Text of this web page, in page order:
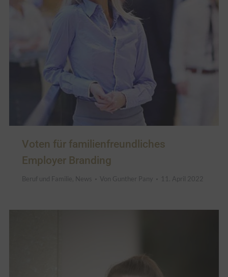
Voten für familienfreundliches
Employer Branding
Beruf und Familie News Von Gunther Pany 11. April 2022